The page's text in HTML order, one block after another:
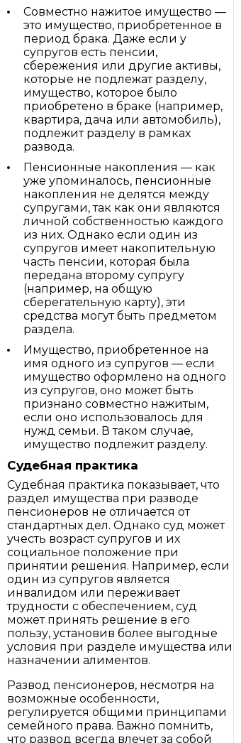
Совместно нажитое имущество —
это имущество, приобретенное в
период брака. Даже если у
супругов есть пенсии,
сбережения или другие активы,
которые не подлежат разделу,
имущество, которое было
приобретено в браке (например,
квартира, дача или автомобиль),
подлежит разделу в рамках
развода.
Пенсионные накопления — как
уже упоминалось, пенсионные
накопления не делятся между
супругами, так как они являются
личной собственностью каждого
из них. Однако если один из
супругов имеет накопительную
часть пенсии, которая была
передана второму супругу
(например, на общую
сберегательную карту), эти
средства могут быть предметом
раздела.
Имущество, приобретенное на
имя одного из супругов — если
имущество оформлено на одного
из супругов, оно может быть
признано совместно нажитым,
если оно использовалось для
нужд семьи. В таком случае,
имущество подлежит разделу.
Судебная практика
Судебная практика показывает, что
раздел имущества при разводе
пенсионеров не отличается от
стандартных дел. Однако суд может
учесть возраст супругов и их
социальное положение при
принятии решения. Например, если
один из супругов является
инвалидом или переживает
трудности с обеспечением, суд
может принять решение в его
пользу, установив более выгодные
условия при разделе имущества или
назначении алиментов.
Развод пенсионеров, несмотря на
возможные особенности,
регулируется общими принципами
семейного права. Важно помнить,
что развод всегда влечет за собой